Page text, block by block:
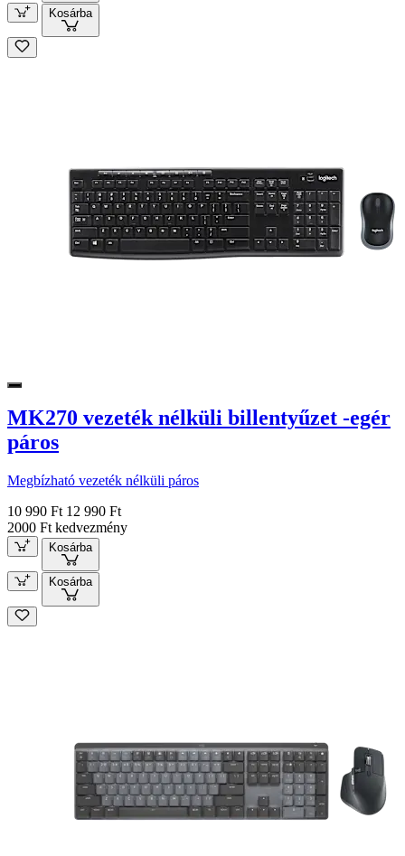
Kosárba
MK270 vezeték nélküli billentyűzet -egér
páros
Megbízható vezeték nélküli páros
10 990 Ft 12 990 Ft
2000 Ft kedvezmény
Kosárba
Kosárba